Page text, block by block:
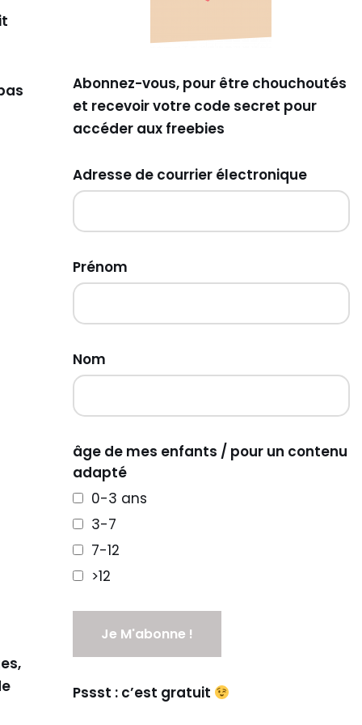
Abonnez-vous, pour être chouchoutés
et recevoir votre code secret pour
accéder aux freebies
Adresse de courrier électronique
Prénom
Nom
âge de mes enfants / pour un contenu
adapté
0-3 ans
3-7
7-12
>12
Pssst : c’est gratuit